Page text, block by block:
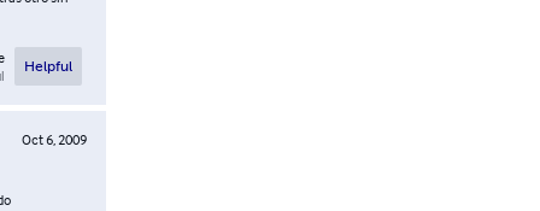
Helpful
Oct 6, 2009